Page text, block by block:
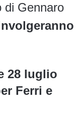
di Gennaro
28 luglio
Ferri e